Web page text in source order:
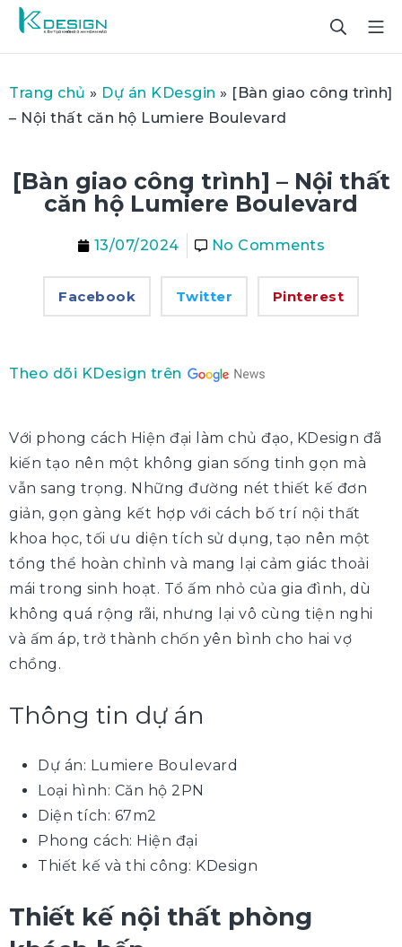
Trang chủ » Dự án KDesgin » [Bàn giao công trình]
– Nội thất căn hộ Lumiere Boulevard
[Bàn giao công trình] – Nội thất
căn hộ Lumiere Boulevard
13/07/2024 No Comments
Facebook Twitter Pinterest
Theo dõi KDesign trên
Với phong cách Hiện đại làm chủ đạo, KDesign đã
kiến tạo nên một không gian sống tinh gọn mà
vẫn sang trọng. Những đường nét thiết kế đơn
giản, gọn gàng kết hợp với cách bố trí nội thất
khoa học, tối ưu diện tích sử dụng, tạo nên một
tổng thể hoàn chỉnh và mang lại cảm giác thoải
mái trong sinh hoạt. Tổ ấm nhỏ của gia đình, dù
không quá rộng rãi, nhưng lại vô cùng tiện nghi
và ấm áp, trở thành chốn yên bình cho hai vợ
chồng.
Thông tin dự án
Dự án: Lumiere Boulevard
Loại hình: Căn hộ 2PN
Diện tích: 67m2
Phong cách: Hiện đại
Thiết kế và thi công: KDesign
Thiết kế nội thất phòng